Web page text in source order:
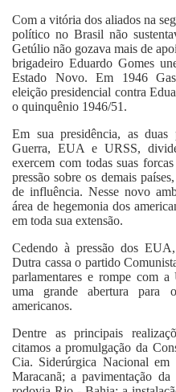
Com a vitória dos aliados na
político no Brasil não
Getúlio não gozava mais de
brigadeiro Eduardo Gomes
Estado Novo. Em 1946
eleição presidencial contra
o quinquênio 1946/51.
Em sua presidência, as duas
Guerra, EUA e URSS,
exercem com todas suas
pressão sobre os demais
de influência. Nesse novo
área de hegemonia dos
em toda sua extensão.
Cedendo à pressão dos
Dutra cassa o partido
parlamentares e rompe com
uma grande abertura para
americanos.
Dentre as principais
citamos a promulgação da
Cia. Siderúrgica Nacional
Maracanã; a pavimentação